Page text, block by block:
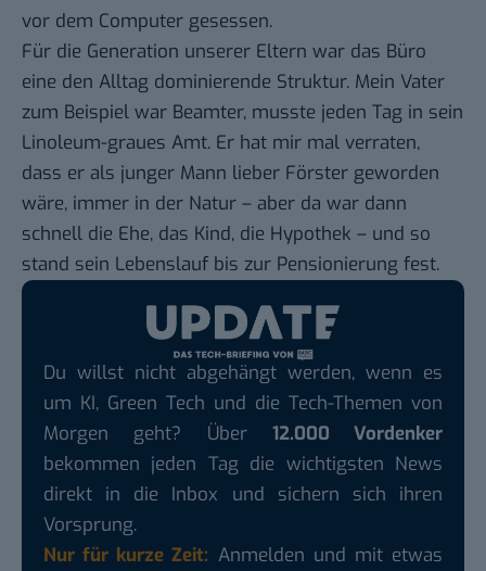
vor dem Computer gesessen.
Für die Generation unserer Eltern war das Büro
eine den Alltag dominierende Struktur. Mein Vater
zum Beispiel war Beamter, musste jeden Tag in sein
Linoleum-graues Amt. Er hat mir mal verraten,
dass er als junger Mann lieber Förster geworden
wäre, immer in der Natur – aber da war dann
schnell die Ehe, das Kind, die Hypothek – und so
stand sein Lebenslauf bis zur Pensionierung fest.
Du willst nicht abgehängt werden, wenn es
um KI, Green Tech und die Tech-Themen von
Morgen geht? Über 12.000 Vordenker
bekommen jeden Tag die wichtigsten News
direkt in die Inbox und sichern sich ihren
Vorsprung.
Nur für kurze Zeit: Anmelden und mit etwas